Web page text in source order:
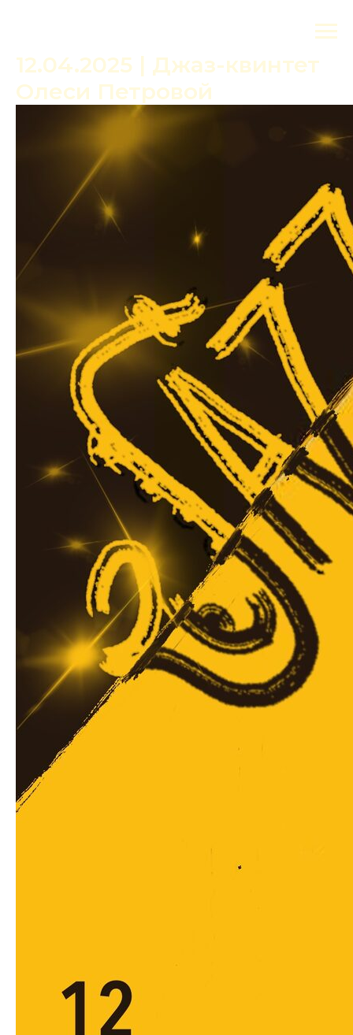
12.04.2025 | Джаз-квинтет
Олеси Петровой